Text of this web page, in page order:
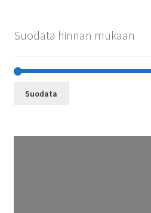
Suodata hinnan mukaan
Suodata